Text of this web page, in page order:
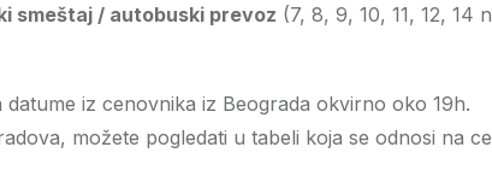
smeštaj / autobuski prevoz (7, 8, 9, 10, 11, 12, 14
iz cenovnika iz Beograda okvirno oko 19h.
možete pogledati u tabeli koja se odnosi na